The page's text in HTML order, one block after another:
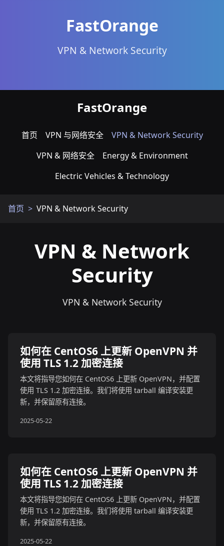
FastOrange
VPN & Network Security
FastOrange
首页 VPN 与网络安全
VPN & Network Security
VPN & 网络安全
Energy & Environment
Electric Vehicles & Technology
首页 VPN & Network Security
VPN & Network
Security
VPN & Network Security
如何在 CentOS6 上更新 OpenVPN 并
使用 TLS 1.2 加密连接
本文将指导您如何在 CentOS6 上更新 OpenVPN，并配置
使用 TLS 1.2 加密连接。我们将使用 tarball 编译安装更
新，并保留原有连接。
2025-05-22
如何在 CentOS6 上更新 OpenVPN 并
使用 TLS 1.2 加密连接
本文将指导您如何在 CentOS6 上更新 OpenVPN，并配置
使用 TLS 1.2 加密连接。我们将使用 tarball 编译安装更
新，并保留原有连接。
2025-05-22